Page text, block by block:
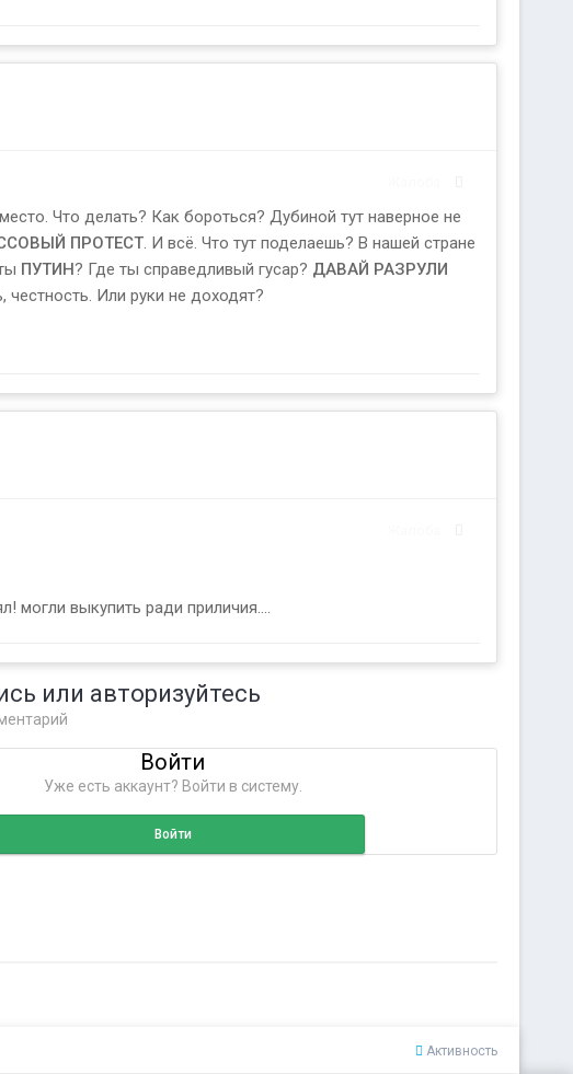
Что делать? Как бороться? Дубиной тут наверное не
ПРОТЕСТ. И всё. Что тут поделаешь? В нашей стране
ПУТИН? Где ты справедливый гусар? ДАВАЙ РАЗРУЛИ
Или руки не доходят?
могли выкупить ради приличия....
или авторизуйтесь
Войти
Уже есть аккаунт? Войти в систему.
Войти
Активность